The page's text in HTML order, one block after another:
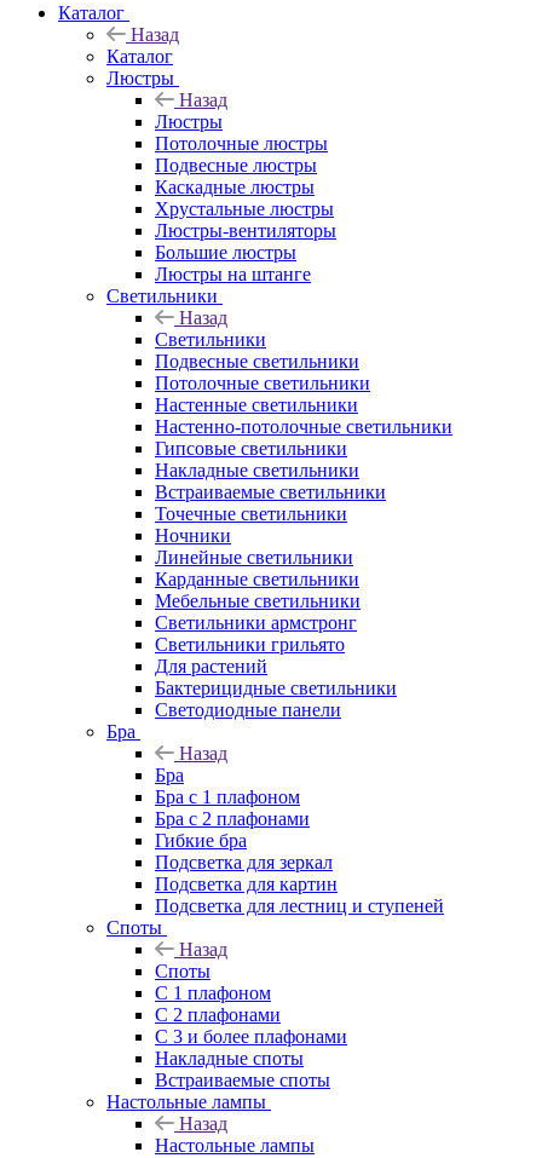
Каталог
Назад
Каталог
Люстры
Назад
Люстры
Потолочные люстры
Подвесные люстры
Каскадные люстры
Хрустальные люстры
Люстры-вентиляторы
Большие люстры
Люстры на штанге
Светильники
Назад
Светильники
Подвесные светильники
Потолочные светильники
Настенные светильники
Настенно-потолочные светильники
Гипсовые светильники
Накладные светильники
Встраиваемые светильники
Точечные светильники
Ночники
Линейные светильники
Карданные светильники
Мебельные светильники
Светильники армстронг
Светильники грильято
Для растений
Бактерицидные светильники
Светодиодные панели
Бра
Назад
Бра
Бра с 1 плафоном
Бра с 2 плафонами
Гибкие бра
Подсветка для зеркал
Подсветка для картин
Подсветка для лестниц и ступеней
Споты
Назад
Споты
С 1 плафоном
С 2 плафонами
С 3 и более плафонами
Накладные споты
Встраиваемые споты
Настольные лампы
Назад
Настольные лампы